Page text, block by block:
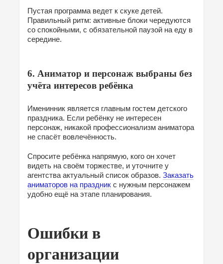
Пустая программа ведет к скуке детей.
Правильный ритм: активные блоки чередуются
со спокойными, с обязательной паузой на еду в
середине.
6. Аниматор и персонаж выбраны без
учёта интересов ребёнка
Именинник является главным гостем детского
праздника. Если ребёнку не интересен
персонаж, никакой профессионализм аниматора
не спасёт вовлечённость.
Спросите ребёнка напрямую, кого он хочет
видеть на своём торжестве, и уточните у
агентства актуальный список образов. Заказать
аниматоров на праздник с нужным персонажем
удобно ещё на этапе планирования.
Ошибки в
организации